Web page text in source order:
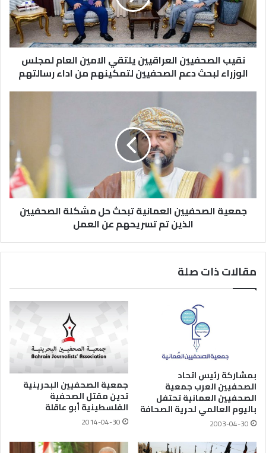
نقيب الصحفيين العراقيين يلتقي الامين العام لمجلس
الوزراء لبحث دعم الصحفيين لتمكينهم من اداء رسالتهم
جمعية الصحفيين العمانية تبحث حل مشكلة الصحفيين
الذين تم تسريحهم عن العمل
مقالات ذات صلة
بمشاركة رئيس اتحاد
الصحفيين العرب جمعية
الصحفيين العمانية تحتفل
باليوم العالمي لحرية الصحافة
2003-04-30
جمعية الصحفيين البحرينية
تدين مقتل الصحفية
الفلسطينية أبو عاقلة
2014-04-30